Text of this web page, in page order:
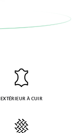
EXTÉRIEUR À CUIR